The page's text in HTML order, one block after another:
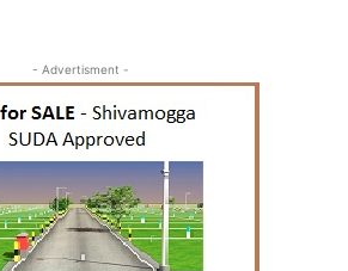
- Advertisment -